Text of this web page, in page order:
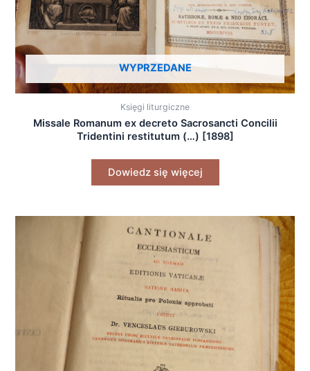
WYPRZEDANE
Księgi liturgiczne
Missale Romanum ex decreto Sacrosancti Concilii
Tridentini restitutum (…) [1898]
Dowiedz się więcej